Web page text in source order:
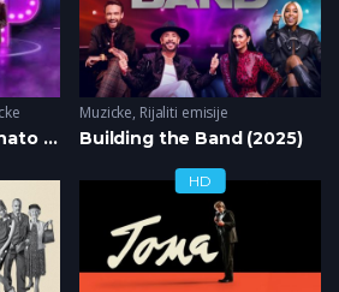
Tvoje lice zvuči poznato (2024)
Muzicke, Rijaliti emisije
Building the Band (2025)
HD